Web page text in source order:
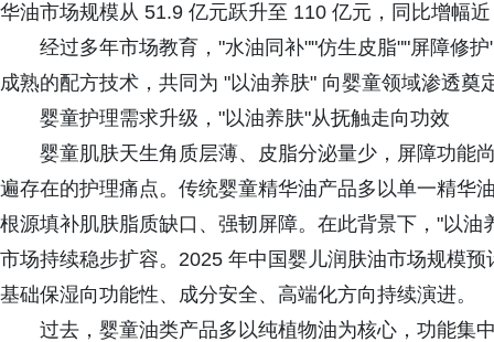
华油市场规模从 51.9 亿元跃升至 110 亿元，同比增幅
经过多年市场教育，"水油同补""仿生皮脂""屏障修
成熟的配方技术，共同为 "以油养肤" 向婴童领域渗透奠
婴童护理需求升级，"以油养肤"从抚触走向功效
婴童肌肤天生角质层薄、皮脂分泌量少，屏障功能
遍存在的护理痛点。传统婴童精华油产品多以单一精华
根源填补肌肤脂质缺口、强韧屏障。在此背景下，"以
市场持续稳步扩容。2025 年中国婴儿润肤油市场规模
基础保湿向功能性、成分安全、高端化方向持续演进。
过去，婴童油类产品多以纯植物油为核心，功能集